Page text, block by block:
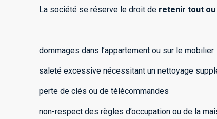
La société se réserve le droit de retenir tout
dommages dans l’appartement ou sur le mobilier
saleté excessive nécessitant un nettoyage
perte de clés ou de télécommandes
non-respect des règles d’occupation ou de la